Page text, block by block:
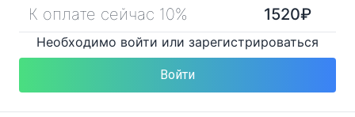
К оплате сейчас 10%
1520₽
Необходимо войти или зарегистрироваться
Войти